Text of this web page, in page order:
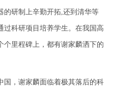
的研制上辛勤开拓,还到清华等
过科研项目培养学生。在我国高
个里程碑上，都有谢家麟洒下的
，谢家麟面临着极其落后的科